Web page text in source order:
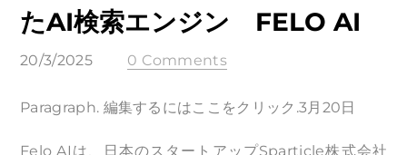
たAI検索エンジン FELO AI
20/3/2025 0 Comments
Paragraph. 編集するにはここをクリック.3月20日
Felo AIは、日本のスタートアップSparticle株式会社